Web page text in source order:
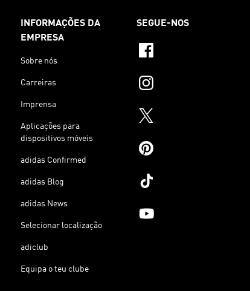
INFORMAÇÕES DA
EMPRESA
Sobre nós
Carreiras
Imprensa
Aplicações para
dispositivos móveis
adidas Confirmed
adidas Blog
adidas News
Selecionar localização
adiclub
Equipa o teu clube
SEGUE-NOS